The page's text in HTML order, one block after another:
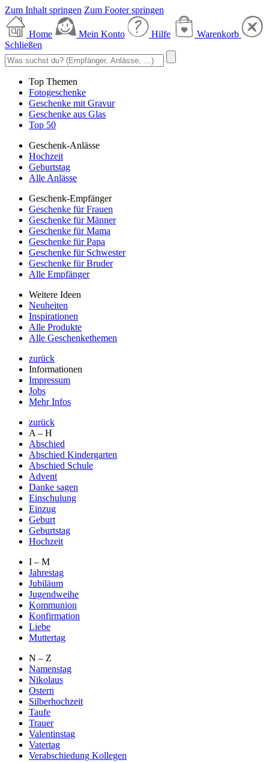
Zum Inhalt springen Zum Footer springen
Home Mein Konto Hilfe
Warenkorb
Schließen
Top Themen
Fotogeschenke
Geschenke mit Gravur
Geschenke aus Glas
Top 50
Geschenk-Anlässe
Hochzeit
Geburtstag
Alle Anlässe
Geschenk-Empfänger
Geschenke für Frauen
Geschenke für Männer
Geschenke für Mama
Geschenke für Papa
Geschenke für Schwester
Geschenke für Bruder
Alle Empfänger
Weitere Ideen
Neuheiten
Inspirationen
Alle Produkte
Alle Geschenkethemen
zurück
Informationen
Impressum
Jobs
Mehr Infos
zurück
A – H
Abschied
Abschied Kindergarten
Abschied Schule
Advent
Danke sagen
Einschulung
Einzug
Geburt
Geburtstag
Hochzeit
I – M
Jahrestag
Jubiläum
Jugendweihe
Kommunion
Konfirmation
Liebe
Muttertag
N – Z
Namenstag
Nikolaus
Ostern
Silberhochzeit
Taufe
Trauer
Valentinstag
Vatertag
Verabschiedung Kollegen